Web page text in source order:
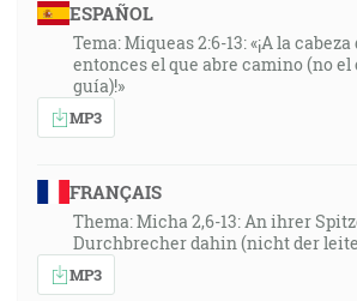
ESPAÑOL
Tema: Miqueas 2:6-13: «¡A la
entonces el que abre camino (no el
guía)!»
MP3
FRANÇAIS
Thema: Micha 2,6-13: An ihrer
Durchbrecher dahin (nicht der
MP3